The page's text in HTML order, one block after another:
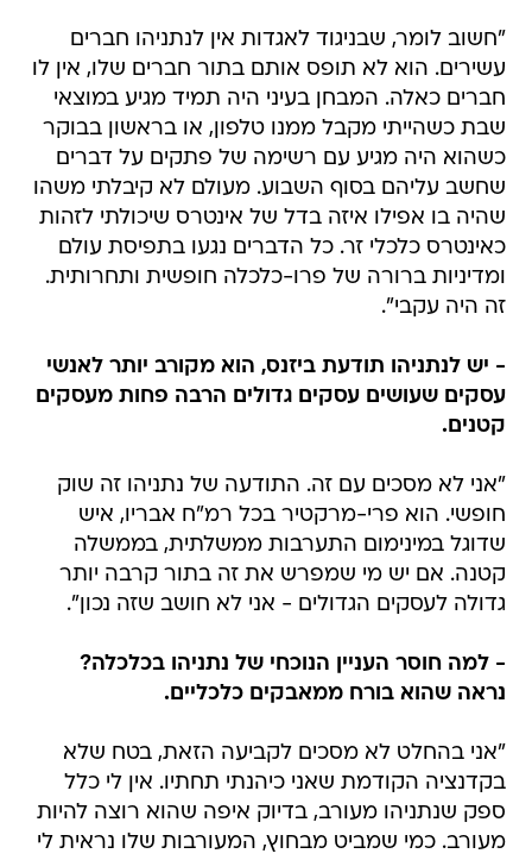
"חשוב לומר, שבניגוד לאגדות אין לנתניהו חברים
עשירים. הוא לא תופס אותם בתור חברים שלו, אין לו
חברים כאלה. המבחן בעיני היה תמיד מגיע במוצאי
שבת כשהייתי מקבל ממנו טלפון, או בראשון בבוקר
כשהוא היה מגיע עם רשימה של פתקים על דברים
שחשב עליהם בסוף השבוע. מעולם לא קיבלתי משהו
שהיה בו אפילו איזה בדל של אינטרס שיכולתי לזהות
כאינטרס כלכלי זר. כל הדברים נגעו בתפיסת עולם
ומדיניות ברורה של פרו-כלכלה חופשית ותחרותית.
זה היה עקבי".
- יש לנתניהו תודעת ביזנס, הוא מקורב יותר לאנשי
עסקים שעושים עסקים גדולים הרבה פחות מעסקים
קטנים.
"אני לא מסכים עם זה. התודעה של נתניהו זה שוק
חופשי. הוא פרי-מרקטיר בכל רמ"ח אבריו, איש
שדוגל במינימום התערבות ממשלתית, בממשלה
קטנה. אם יש מי שמפרש את זה בתור קרבה יותר
גדולה לעסקים הגדולים - אני לא חושב שזה נכון".
- למה חוסר העניין הנוכחי של נתניהו בכלכלה?
נראה שהוא בורח ממאבקים כלכליים.
"אני בהחלט לא מסכים לקביעה הזאת, בטח שלא
בקדנציה הקודמת שאני כיהנתי תחתיו. אין לי כלל
ספק שנתניהו מעורב, בדיוק איפה שהוא רוצה להיות
מעורב. כמי שמביט מבחוץ, המעורבות שלו נראית לי